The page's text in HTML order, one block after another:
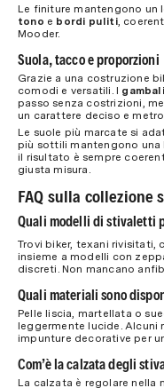
Le finiture mantengono un
tono e bordi puliti,
Mooder.
Suola, tacco e proporzioni
Grazie a una costruzione
comodi e versatili. I
passo senza costrizioni,
un carattere deciso e
Le suole più marcate si
più sottili mantengono una
il risultato è sempre
giusta misura.
FAQ sulla collezione
Quali modelli di stivaletti
Trovi biker, texani rivisitati,
insieme a modelli con
discreti. Non mancano
Quali materiali sono
Pelle liscia, martellata o
leggermente lucide.
impunture decorative per
Com’è la calzata degli
La calzata è regolare nella